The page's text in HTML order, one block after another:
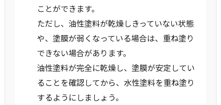
ことができます。
ただし、油性塗料が乾燥しきっていない状態
や、塗膜が弱くなっている場合は、重ね塗り
できない場合があります。
油性塗料が完全に乾燥し、塗膜が安定してい
ることを確認してから、水性塗料を重ね塗り
するようにしましょう。